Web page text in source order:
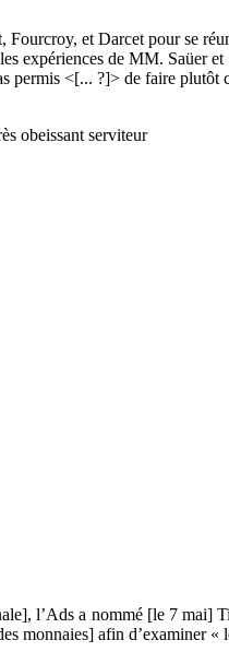
Fourcroy, et Darcet pour se
expériences de MM. Saüer et
permis <[... ?]> de faire plutôt
obeissant serviteur
l’Ads a nommé [le 7 mai]
monnaies] afin d’examiner